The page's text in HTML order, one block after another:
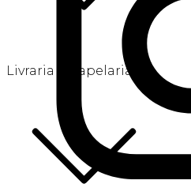
Livraria e Papelaria